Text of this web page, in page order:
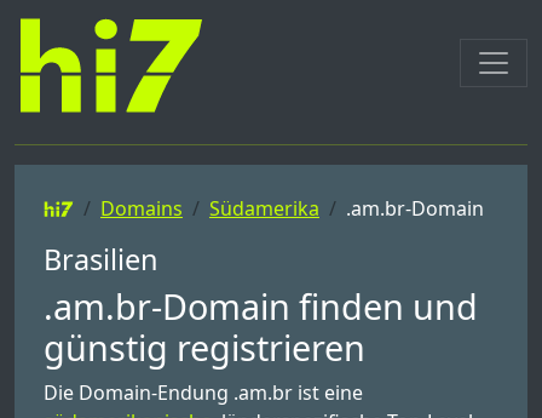
Domains Südamerika .am.br-Domain
Brasilien
.am.br-Domain finden und
günstig registrieren
Die Domain-Endung .am.br ist eine